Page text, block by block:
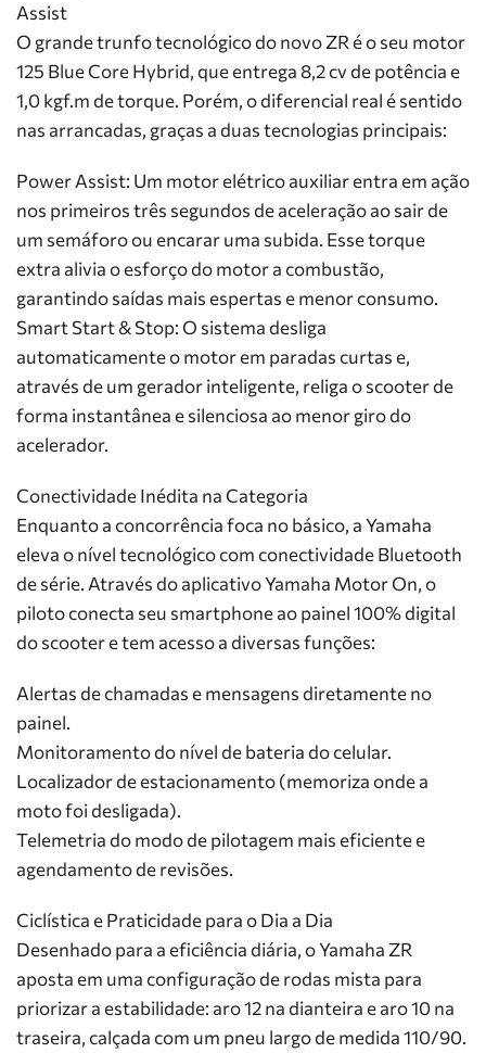
Assist
O grande trunfo tecnológico do novo ZR é o seu motor
125 Blue Core Hybrid, que entrega 8,2 cv de potência e
1,0 kgf.m de torque. Porém, o diferencial real é sentido
nas arrancadas, graças a duas tecnologias principais:
Power Assist: Um motor elétrico auxiliar entra em ação
nos primeiros três segundos de aceleração ao sair de
um semáforo ou encarar uma subida. Esse torque
extra alivia o esforço do motor a combustão,
garantindo saídas mais espertas e menor consumo.
Smart Start & Stop: O sistema desliga
automaticamente o motor em paradas curtas e,
através de um gerador inteligente, religa o scooter de
forma instantânea e silenciosa ao menor giro do
acelerador.
Conectividade Inédita na Categoria
Enquanto a concorrência foca no básico, a Yamaha
eleva o nível tecnológico com conectividade Bluetooth
de série. Através do aplicativo Yamaha Motor On, o
piloto conecta seu smartphone ao painel 100% digital
do scooter e tem acesso a diversas funções:
Alertas de chamadas e mensagens diretamente no
painel.
Monitoramento do nível de bateria do celular.
Localizador de estacionamento (memoriza onde a
moto foi desligada).
Telemetria do modo de pilotagem mais eficiente e
agendamento de revisões.
Ciclística e Praticidade para o Dia a Dia
Desenhado para a eficiência diária, o Yamaha ZR
aposta em uma configuração de rodas mista para
priorizar a estabilidade: aro 12 na dianteira e aro 10 na
traseira, calçada com um pneu largo de medida 110/90.